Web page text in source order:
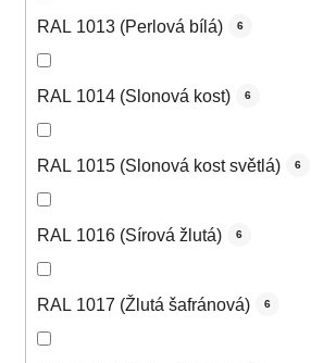
RAL 1013 (Perlová bílá) 6
RAL 1014 (Slonová kost) 6
RAL 1015 (Slonová kost světlá) 6
RAL 1016 (Sírová žlutá) 6
RAL 1017 (Žlutá šafránová) 6